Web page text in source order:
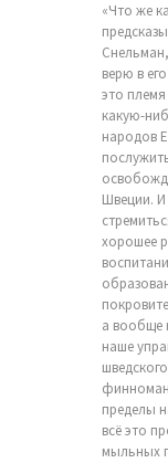
«Что же
верю в
это племя
какую-
народов
Швеции.
хорошее
а вообще
наше
пределы
всё это
мыльных